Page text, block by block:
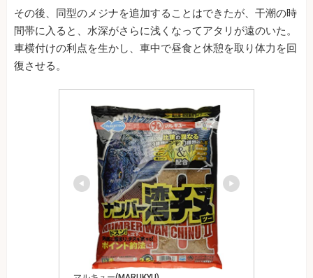
その後、同型のメジナを追加することはできたが、干潮の時
間帯に入ると、水深がさらに浅くなってアタリが遠のいた。
車横付けの利点を生かし、車中で昼食と休憩を取り体力を回
復させる。